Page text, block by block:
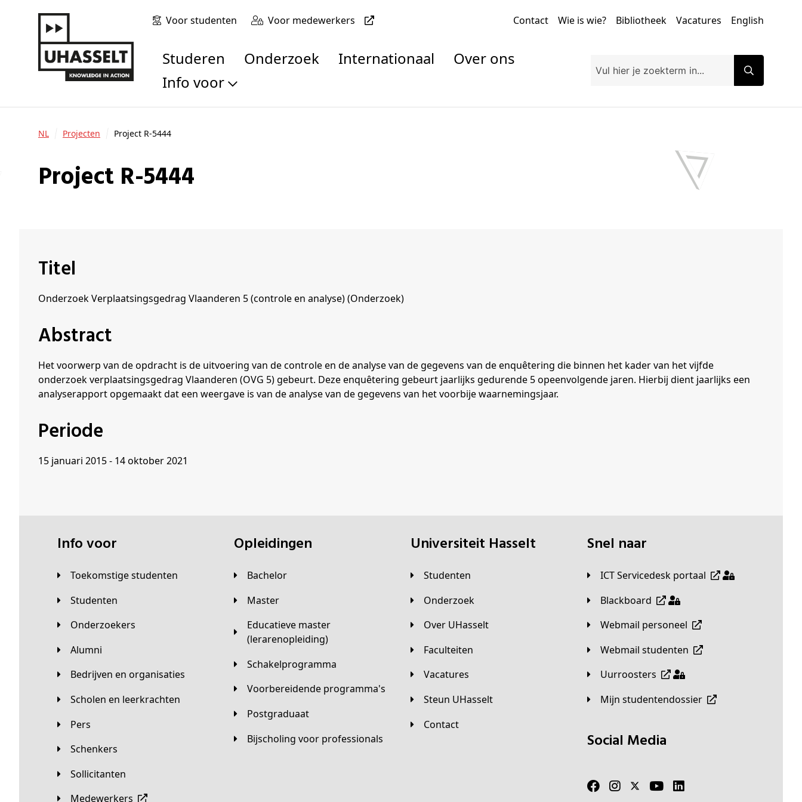
Voor studenten Voor medewerkers Contact Wie is wie? Bibliotheek Vacatures English
Studeren Onderzoek Internationaal
Over ons
Info voor
Toekomstige studenten
Alumni
Bedrijven en organisaties
NL Projecten Project R-5444
Project R-5444
Titel
Onderzoek Verplaatsingsgedrag Vlaanderen 5 (controle en analyse) (Onderzoek)
Abstract
Het voorwerp van de opdracht is de uitvoering van de controle en de analyse van de gegevens van de enquêtering die binnen het kader van het vijfde
onderzoek verplaatsingsgedrag Vlaanderen (OVG 5) gebeurt. Deze enquêtering gebeurt jaarlijks gedurende 5 opeenvolgende jaren. Hierbij dient jaarlijks een
analyserapport opgemaakt dat een weergave is van de analyse van de gegevens van het voorbije waarnemingsjaar.
Periode
15 januari 2015 - 14 oktober 2021
Info voor
Toekomstige studenten
Studenten
Onderzoekers
Alumni
Bedrijven en organisaties
Scholen en leerkrachten
Pers
Schenkers
Sollicitanten
Medewerkers
Opleidingen
Bachelor
Master
Educatieve master
(lerarenopleiding)
Schakelprogramma
Voorbereidende programma's
Postgraduaat
Bijscholing voor professionals
universiteit Hasselt
Studenten
Onderzoek
Over UHasselt
Faculteiten
Vacatures
Steun UHasselt
Contact
Snel naar
ICT Servicedesk portaal
Blackboard
Webmail personeel
Webmail studenten
Uurroosters
Mijn studentendossier
Social Media